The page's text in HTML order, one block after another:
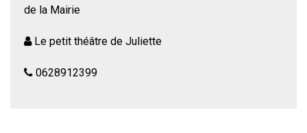
de la Mairie
Le petit théâtre de Juliette
0628912399